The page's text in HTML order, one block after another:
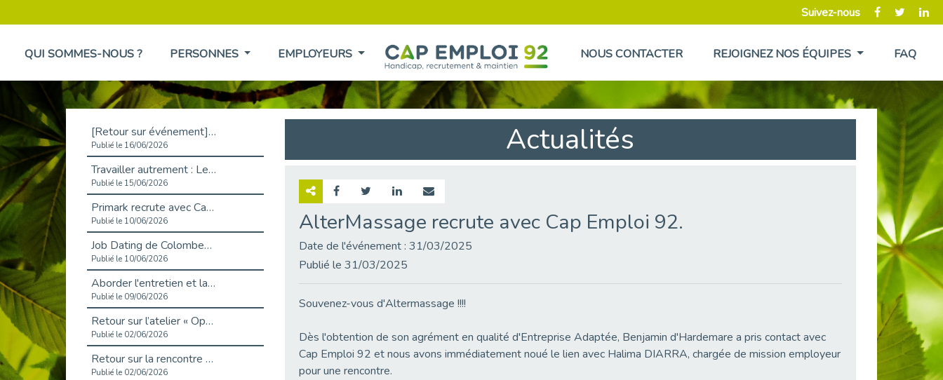
Suivez-nous
QUI SOMMES-NOUS ? PERSONNES EMPLOYEURS NOUS CONTACTER REJOIGNEZ NOS ÉQUIPES FAQ
[Retour sur événement] L'inclusion au cœur de la Place de l'Emploi à La Défense !
Publié le 16/06/2026
Travailler autrement : Le défi de l'intégration des maladies chroniques en entreprise
Publié le 15/06/2026
Primark recrute avec Cap Emploi 92, une matinée couronnée de succès !
Publié le 10/06/2026
Job Dating de Colombes – Emploi et Insertion
Publié le 10/06/2026
Aborder l'entretien et la situation de handicap en toute confiance
Publié le 09/06/2026
Retour sur l’atelier « Optimiser sa recherche d’emploi »
Publié le 02/06/2026
Retour sur la rencontre entre Cap Emploi 92 et Thales (Campus Meudon)
Publié le 02/06/2026
Actualités
AlterMassage recrute avec Cap Emploi 92.
Date de l'événement : 31/03/2025
Publié le 31/03/2025
Souvenez-vous d'Altermassage !!!!
Dès l'obtention de son agrément en qualité d'Entreprise Adaptée, Benjamin d'Hardemare a pris contact avec
Cap Emploi 92 et nous avons immédiatement noué le lien avec Halima DIARRA, chargée de mission employeur
pour une rencontre.